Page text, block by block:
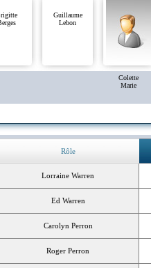
Guillaume
Lebon
Colette
Marie
Rôle
Lorraine Warren
Ed Warren
Carolyn Perron
Roger Perron